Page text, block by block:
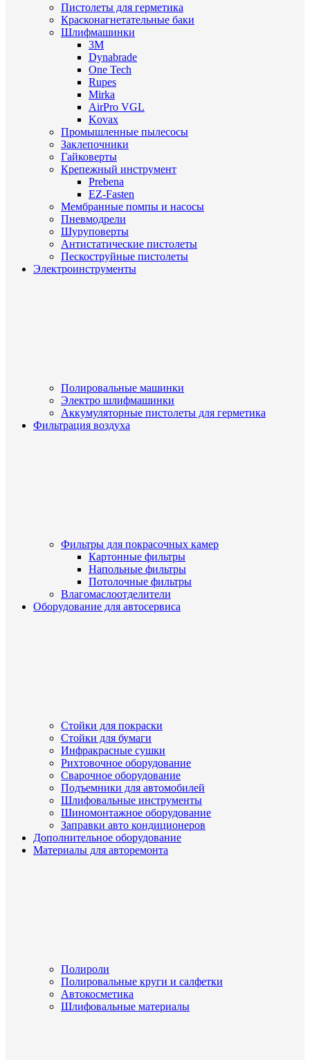
Пистолеты для герметика
Красконагнетательные баки
Шлифмашинки
3M
Dynabrade
One Tech
Rupes
Mirka
AirPro VGL
Kovax
Промышленные пылесосы
Заклепочники
Гайковерты
Крепежный инструмент
Prebena
EZ-Fasten
Мембранные помпы и насосы
Пневмодрели
Шуруповерты
Антистатические пистолеты
Пескоструйные пистолеты
Электроинструменты
Полировальные машинки
Электро шлифмашинки
Аккумуляторные пистолеты для герметика
Фильтрация воздуха
Фильтры для покрасочных камер
Картонные фильтры
Напольные фильтры
Потолочные фильтры
Влагомаслоотделители
Оборудование для автосервиса
Стойки для покраски
Стойки для бумаги
Инфракрасные сушки
Рихтовочное оборудование
Сварочное оборудование
Подъемники для автомобилей
Шлифовальные инструменты
Шиномонтажное оборудование
Заправки авто кондиционеров
Дополнительное оборудование
Материалы для авторемонта
Полироли
Полировальные круги и салфетки
Автокосметика
Шлифовальные материалы